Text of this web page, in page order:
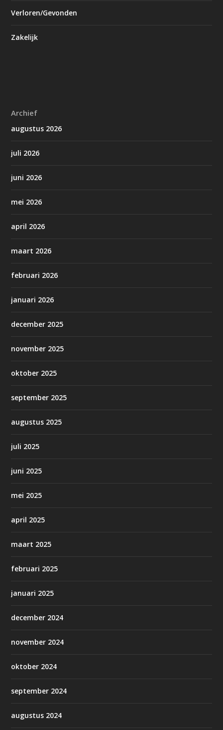
Verloren/Gevonden
Zakelijk
Archief
augustus 2026
juli 2026
juni 2026
mei 2026
april 2026
maart 2026
februari 2026
januari 2026
december 2025
november 2025
oktober 2025
september 2025
augustus 2025
juli 2025
juni 2025
mei 2025
april 2025
maart 2025
februari 2025
januari 2025
december 2024
november 2024
oktober 2024
september 2024
augustus 2024